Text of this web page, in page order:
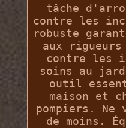
tâche
contre les
robuste
aux
contre les
soins au
outil
maison et
pompiers. Ne
de moins.